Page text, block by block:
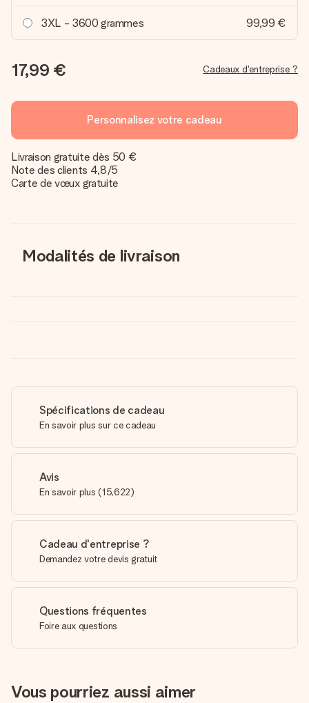
3XL - 3600 grammes 99,99 €
17,99 € Cadeaux d'entreprise ?
Personnalisez votre cadeau
Livraison gratuite dès 50 €
Note des clients 4,8/5
Carte de vœux gratuite
Modalités de livraison
Spécifications de cadeau
En savoir plus sur ce cadeau
Avis
En savoir plus (15,622)
Cadeau d'entreprise ?
Demandez votre devis gratuit
Questions fréquentes
Foire aux questions
Vous pourriez aussi aimer